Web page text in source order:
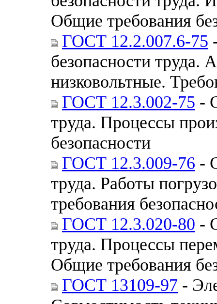
Общие требования
ГОСТ 12.2.007.6-75
безопасности труда.
низковольтные.
ГОСТ 12.3.002-75 -
труда. Процессы
безопасности
ГОСТ 12.3.009-76 -
труда. Работы
требования
ГОСТ 12.3.020-80 -
труда. Процессы
Общие требования
ГОСТ 13109-97 -